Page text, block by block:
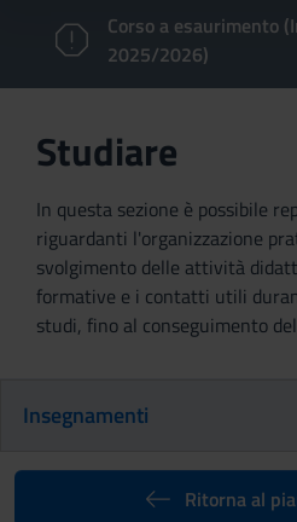
Corso a esaurimento
2025/2026)
Studiare
In questa sezione è possibile
riguardanti l'organizzazione
svolgimento delle attività
formative e i contatti utili
studi, fino al conseguimento
Insegnamenti
Ritorna al